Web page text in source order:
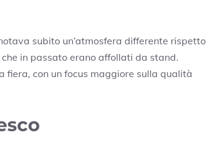
subito un’atmosfera differente rispetto
in passato erano affollati da stand.
fiera, con un focus maggiore sulla qualità